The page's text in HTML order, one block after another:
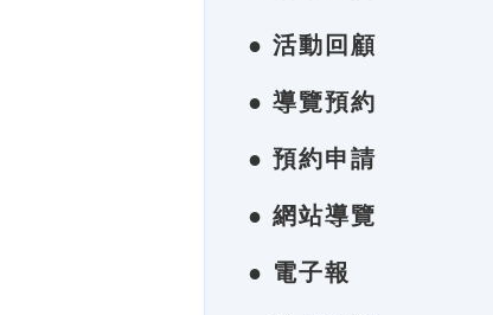
● 活動回顧
● 導覽預約
● 預約申請
● 網站導覽
● 電子報